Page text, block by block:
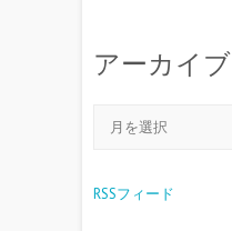
アーカイブ
RSSフィード